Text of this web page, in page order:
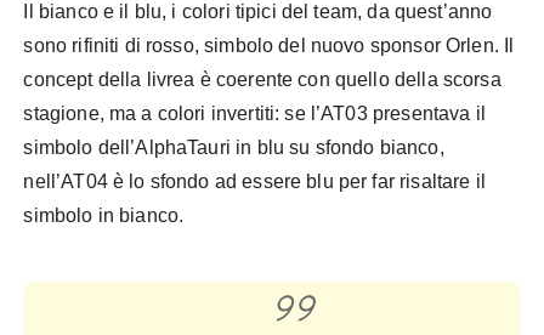
Il bianco e il blu, i colori tipici del team, da quest’anno
sono rifiniti di rosso, simbolo del nuovo sponsor Orlen. Il
concept della livrea è coerente con quello della scorsa
stagione, ma a colori invertiti: se l’AT03 presentava il
simbolo dell’AlphaTauri in blu su sfondo bianco,
nell’AT04 è lo sfondo ad essere blu per far risaltare il
simbolo in bianco.